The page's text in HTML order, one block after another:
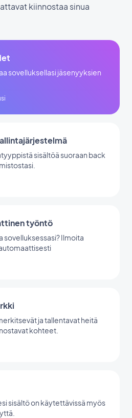
kiinnostaa sinua
sovelluksellasi jäsenyyksien
sisältöä suoraan back
työntö
sovelluksessasi? Ilmoita
ja tallentavat heitä
kohteet.
sisältö on käytettävissä myös